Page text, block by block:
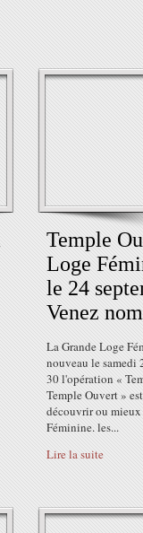
Temple
Loge
le 24
Venez
La Grande Loge
nouveau le samedi
30 l'opération «
Temple Ouvert »
découvrir ou
Féminine. les...
Lire la suite